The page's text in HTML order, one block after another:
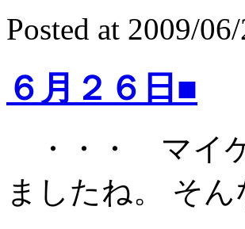
Posted at 2009/
６月２６日■
・・・ マイケ
ましたね。 そ